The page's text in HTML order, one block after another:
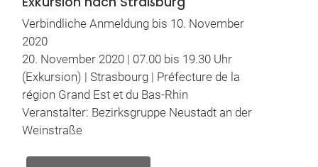
Verbindliche Anmeldung bis 10. November
2020
20. November 2020 | 07.00 bis 19.30 Uhr
(Exkursion) | Strasbourg | Préfecture de la
région Grand Est et du Bas-Rhin
Veranstalter: Bezirksgruppe Neustadt an der
Weinstraße